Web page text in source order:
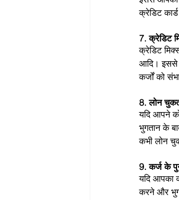
क्रेडिट
7. क्रेडिट
क्रेडिट
आदि। इससे
कर्जों को
8. लोन
यदि आपने
भुगतान के
कभी लोन
9. कर्ज के
यदि आपका
करने और